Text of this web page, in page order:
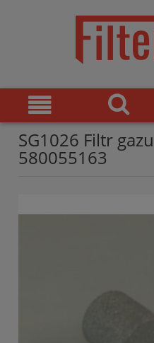
SG1026 Filtr
580055163